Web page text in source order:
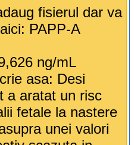
fisierul dar va
PAPP-A
ng/mL
asa: Desi
a aratat un risc
fetale la nastere
unei valori